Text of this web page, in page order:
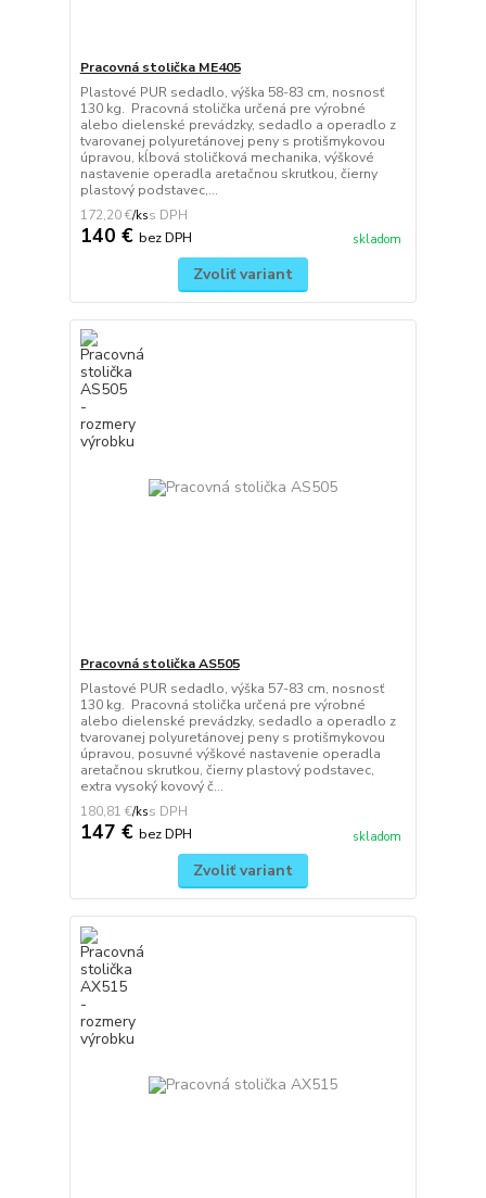
Pracovná stolička ME405
Plastové PUR sedadlo, výška 58-83 cm, nosnosť
130 kg. Pracovná stolička určená pre výrobné
alebo dielenské prevádzky, sedadlo a operadlo z
tvarovanej polyuretánovej peny s protišmykovou
úpravou, kĺbová stoličková mechanika, výškové
nastavenie operadla aretačnou skrutkou, čierny
plastový podstavec,...
172,20 €/ks
140 € bez DPH skladom
Zvoliť variant
Pracovná stolička AS505
Plastové PUR sedadlo, výška 57-83 cm, nosnosť
130 kg. Pracovná stolička určená pre výrobné
alebo dielenské prevádzky, sedadlo a operadlo z
tvarovanej polyuretánovej peny s protišmykovou
úpravou, posuvné výškové nastavenie operadla
aretačnou skrutkou, čierny plastový podstavec,
extra vysoký kovový č...
180,81 €/ks
147 € bez DPH skladom
Zvoliť variant